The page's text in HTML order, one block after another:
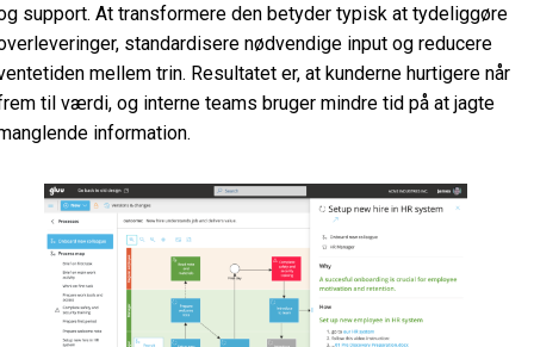
support. At transformere den betyder typisk at tydeliggøre
standardisere nødvendige input og reducere
mellem trin. Resultatet er, at kunderne hurtigere når
til værdi, og interne teams bruger mindre tid på at jagte
information.